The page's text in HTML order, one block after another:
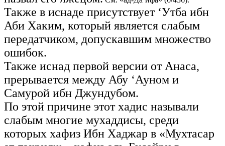
Также в иснаде присутствует ‘Утба ибн
Аби Хаким, который является слабым
передатчиком, допускавшим множество
ошибок.
Также иснад первой версии от Анаса,
прерывается между Абу ‘Ауном и
Самурой ибн Джундубом.
По этой причине этот хадис называли
слабым многие мухаддисы, среди
которых хафиз Ибн Хаджар в «Мухтасар